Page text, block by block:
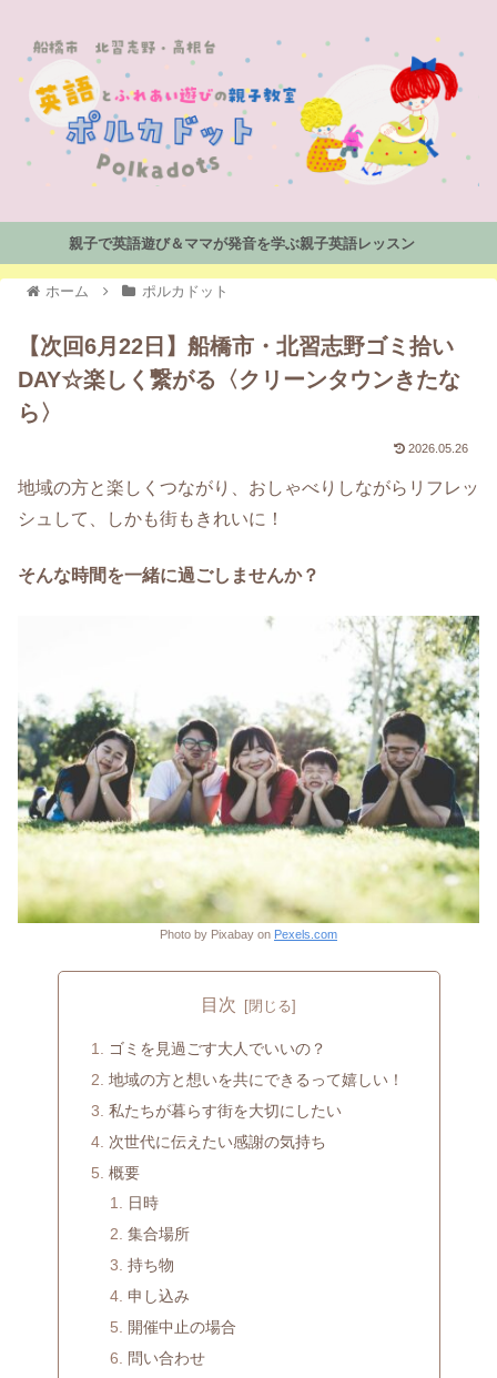
親子で英語遊び＆ママが発音を学ぶ親子英語レッスン
ホーム ポルカドット
【次回6月22日】船橋市・北習志野ゴミ拾い
DAY☆楽しく繋がる〈クリーンタウンきたな
ら〉
2026.05.26
地域の方と楽しくつながり、おしゃべりしながらリフレッ
シュして、しかも街もきれいに！
そんな時間を一緒に過ごしませんか？
Photo by Pixabay on Pexels.com
目次
ゴミを見過ごす大人でいいの？
地域の方と想いを共にできるって嬉しい！
私たちが暮らす街を大切にしたい
次世代に伝えたい感謝の気持ち
概要
日時
集合場所
持ち物
申し込み
開催中止の場合
問い合わせ